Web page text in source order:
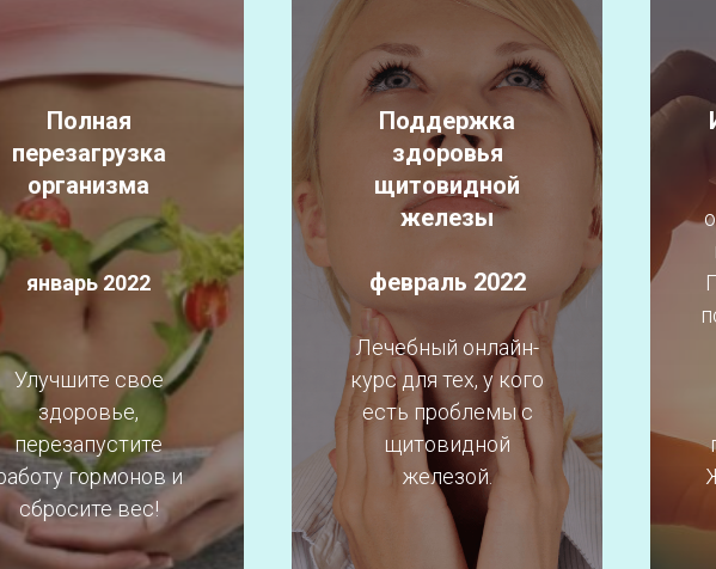
Полная
перезагрузка
организма
январь 2022
Улучшите свое
здоровье,
перезапустите
гормонов и
сбросите вес!
Подробнее
Поддержка
здоровья
щитовидной
железы
февраль 2022
Лечебный онлайн-
курс для тех, у кого
есть проблемы с
щитовидной
железой.
Подробнее